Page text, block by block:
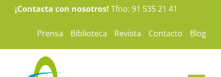
Saltar¡Contacta con nosotros! Tfno: 91 535 21 41
Prensa Biblioteca Revista Contacto Blog